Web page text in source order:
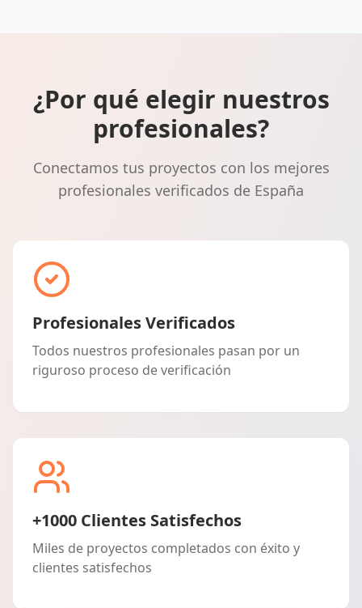
¿Por qué elegir nuestros
profesionales?
Conectamos tus proyectos con los mejores
profesionales verificados de España
Profesionales Verificados
Todos nuestros profesionales pasan por un
riguroso proceso de verificación
+1000 Clientes Satisfechos
Miles de proyectos completados con éxito y
clientes satisfechos